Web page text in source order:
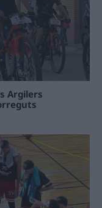
Argilers